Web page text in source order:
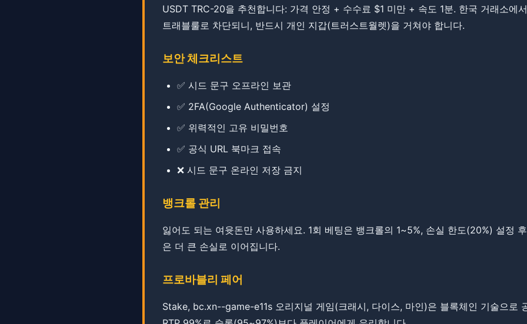
USDT TRC-20을 추천합니다: 가격 안정 + 수수료 $1 미만 + 속도 1분. ​​한국 거래소에
트래블룰로 차단되니, 반드시 개인 지갑(트러스트월렛)을 거쳐야 합니다.
보안 체크리스트
✅ 시드 문구 오프라인 보관
✅ 2FA(Google Authenticator) 설정
✅ 위력적인 고유 비밀번호
✅ 공식 URL 북마크 접속
❌ 시드 문구 온라인 저장 금지
뱅크롤 관리
잃어도 되는 여윳돈만 사용하세요. ​​1회 베팅은 뱅크롤의 1~5%, 손실 한도(20%) 설정
은 더 큰 손실로 이어집니다.
프로바블리 페어
Stake, bc.xn--game-e11s 오리지널 게임(크래시, 다이스, 마인)은 블록체인 기술으로